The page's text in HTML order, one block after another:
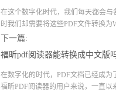
在这个数字化时代，我们每天都会
时我们却需要将这些PDF文件转换为
下一篇:
福昕pdf阅读器能转换成中文版
在数字化的时代，PDF文档已经成
福昕PDF阅读器的用户来说，一直以